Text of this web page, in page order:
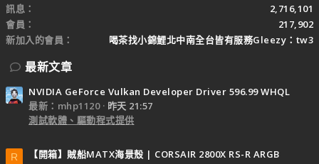
訊息
2,716,101
會員
217,902
新加入的會員
喝茶找小錦鯉北中南全台皆有服務Gleezy：tw3
最新文章
NVIDIA GeForce Vulkan Developer Driver 596.99 WHQL
最新：mhp1120
昨天 21:57
測試軟體、驅動程式提供
R
【開箱】賊船MATX海景殼 | CORSAIR 2800X RS-R ARGB